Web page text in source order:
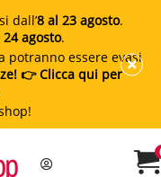
dall’8 al 23 agosto.
24 agosto.
essere evasi
👉 Clicca qui per